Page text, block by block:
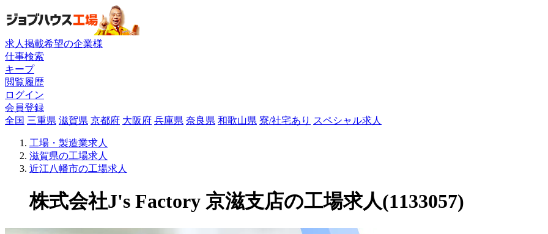
求人掲載希望の企業様
仕事検索
キープ
閲覧履歴
ログイン
会員登録
全国 三重県 滋賀県 京都府 大阪府 兵庫県 奈良県 和歌山県 寮/社宅あり スペシャル求人
工場・製造業求人
滋賀県の工場求人
近江八幡市の工場求人
株式会社J's Factory 京滋支店の工場求人(1133057)